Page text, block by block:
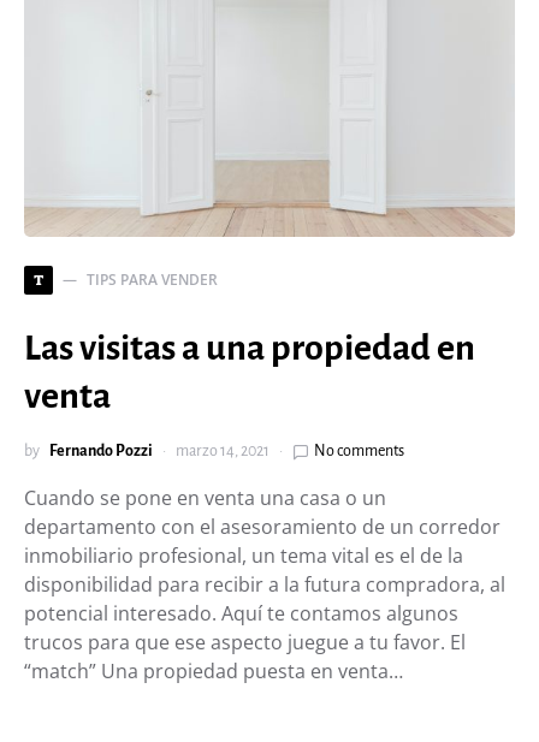
T TIPS PARA VENDER
Las visitas a una propiedad en
venta
by Fernando Pozzi marzo 14, 2021 No comments
Cuando se pone en venta una casa o un
departamento con el asesoramiento de un corredor
inmobiliario profesional, un tema vital es el de la
disponibilidad para recibir a la futura compradora, al
potencial interesado. Aquí te contamos algunos
trucos para que ese aspecto juegue a tu favor. El
“match” Una propiedad puesta en venta…